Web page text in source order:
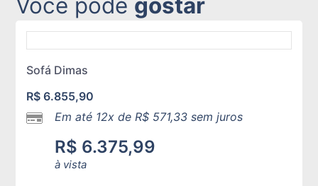
Você pode gostar
Sofá Dimas
R$ 6.855,90
Em até 12x de R$ 571,33 sem juros
R$ 6.375,99
à vista